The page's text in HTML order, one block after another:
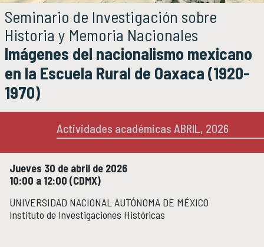
Documentos institucionales
Órganos colegiados
Normatividad y gestiones
Investigación
INVESTIGACIÓN
Áreas de investigación e investigadores
Actividades académicas
ACTIVIDADES ACADÉMICAS
Actividades académicas por año
Seminario de Investigación sobre
Historia y Memoria Nacionales
Imágenes del nacionalismo mexicano
en la Escuela Rural de Oaxaca (1920-
1970)
Actividades académicas ABRIL, 2026
Jueves 30 de abril de 2026
10:00 a 12:00 (CDMX)
UNIVERSIDAD NACIONAL AUTÓNOMA DE MÉXICO
Instituto de Investigaciones Históricas